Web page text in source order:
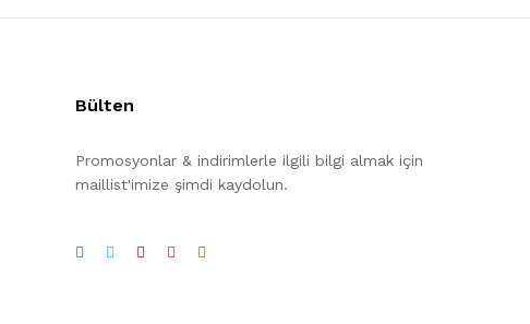
Bülten
Promosyonlar & indirimlerle ilgili bilgi almak için
maillist'imize şimdi kaydolun.